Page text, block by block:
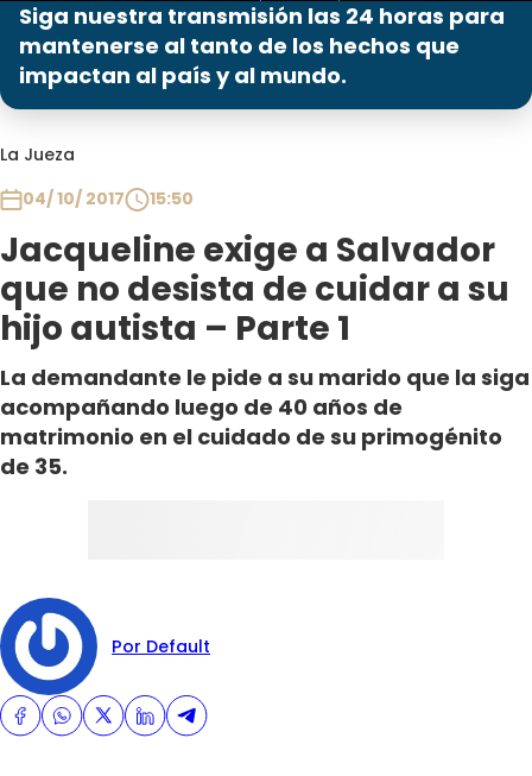
Siga nuestra transmisión las 24 horas para
mantenerse al tanto de los hechos que
impactan al país y al mundo.
La Jueza
04/ 10/ 2017
15:50
Jacqueline exige a Salvador
que no desista de cuidar a su
hijo autista – Parte 1
La demandante le pide a su marido que la siga
acompañando luego de 40 años de
matrimonio en el cuidado de su primogénito
de 35.
Por Default
Programas
Club De La Comedia
Contigo en Directo
Plan Perfecto
El Tiempo
Sabingo
Todos Los Programas